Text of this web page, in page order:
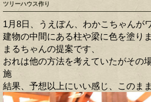
ツリーハウス作り
1月8日、うえぽん、わかこちゃんが
建物の中間にある柱や梁に色を塗り
まるちゃんの提案です、
おれは他の方法を考えていたがその
施
結果、予想以上にいい感じ、このま